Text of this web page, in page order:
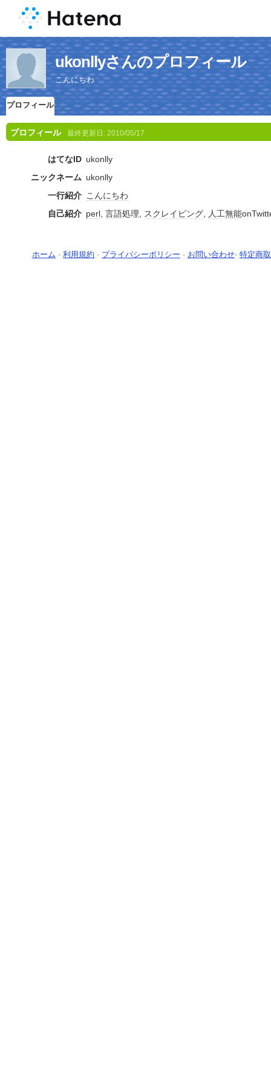
ukonllyさんのプロフィール
こんにちわ
プロフィール
プロフィール 最終更新日: 2010/05/17
はてなID ukonlly
ニックネーム ukonlly
一行紹介 こんにちわ
自己紹介 perl, 言語処理, スクレイピング, 人工無能
ホーム - 利用規約 - プライバシーポリシー - お問い合わせ- 特定商